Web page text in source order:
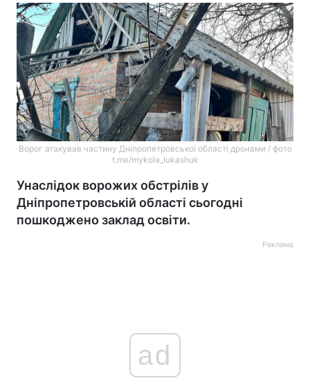
Ворог атакував частину Дніпропетровської області дронами / фото
t.me/mykola_lukashuk
Унаслідок ворожих обстрілів у
Дніпропетровській області сьогодні
пошкоджено заклад освіти.
Реклама
ad